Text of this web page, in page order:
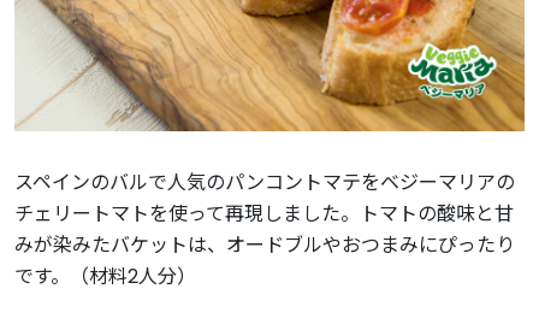
スペインのバルで人気のパンコントマテをベジーマリアの
チェリートマトを使って再現しました。トマトの酸味と甘
みが染みたバケットは、オードブルやおつまみにぴったり
です。（材料2人分）